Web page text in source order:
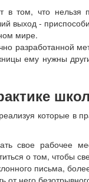
том, что нельзя
выход -
мире.
разработанной
ему нужны
которые в
свое рабочее
о том, чтобы
письма,
от него